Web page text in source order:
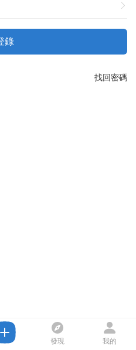
錄
找回密碼
發現 我的